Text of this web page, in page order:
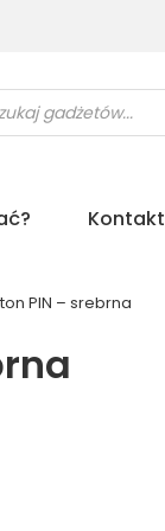
Kontakt
PIN – srebrna